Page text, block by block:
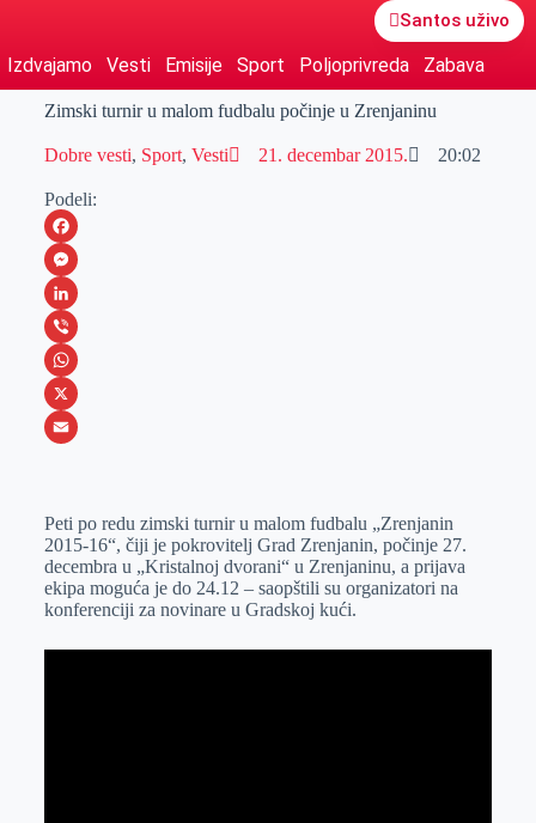
Santos uživo
Izdvajamo Vesti Emisije Sport Poljoprivreda Zabava
Zimski turnir u malom fudbalu počinje u Zrenjaninu
Dobre vesti, Sport, Vesti 21. decembar 2015. 20:02
Podeli:
F
a
c
e
b
o
M
e
s
s
e
e
r
L
i
n
k
I
n
V
i
b
W
h
s
A
p
X
a
i
l
Peti po redu zimski turnir u malom fudbalu „Zrenjanin
2015-16“, čiji je pokrovitelj Grad Zrenjanin, počinje 27.
decembra u „Kristalnoj dvorani“ u Zrenjaninu, a prijava
ekipa moguća je do 24.12 – saopštili su organizatori na
konferenciji za novinare u Gradskoj kući.